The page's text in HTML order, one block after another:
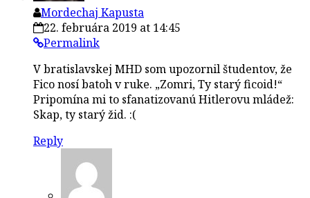
Mordechaj Kapusta
22. februára 2019 at 14:45
Permalink
V bratislavskej MHD som upozornil študentov, že
Fico nosí batoh v ruke. „Zomri, Ty starý ficoid!“
Pripomína mi to sfanatizovanú Hitlerovu mládež:
Skap, ty starý žid. :(
Reply